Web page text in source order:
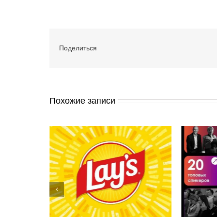
Поделиться
Похожие записи